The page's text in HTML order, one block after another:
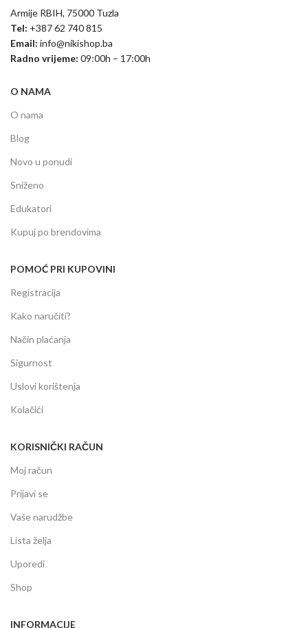
Armije RBIH, 75000 Tuzla
Tel: +387 62 740 815
Email: info@nikishop.ba
Radno vrijeme: 09:00h – 17:00h
O NAMA
O nama
Blog
Novo u ponudi
Sniženo
Edukatori
Kupuj po brendovima
POMOĆ PRI KUPOVINI
Registracija
Kako naručiti?
Način plaćanja
Sigurnost
Uslovi korištenja
Kolačići
KORISNIČKI RAČUN
Moj račun
Prijavi se
Vaše narudžbe
Lista želja
Uporedi
Shop
INFORMACIJE